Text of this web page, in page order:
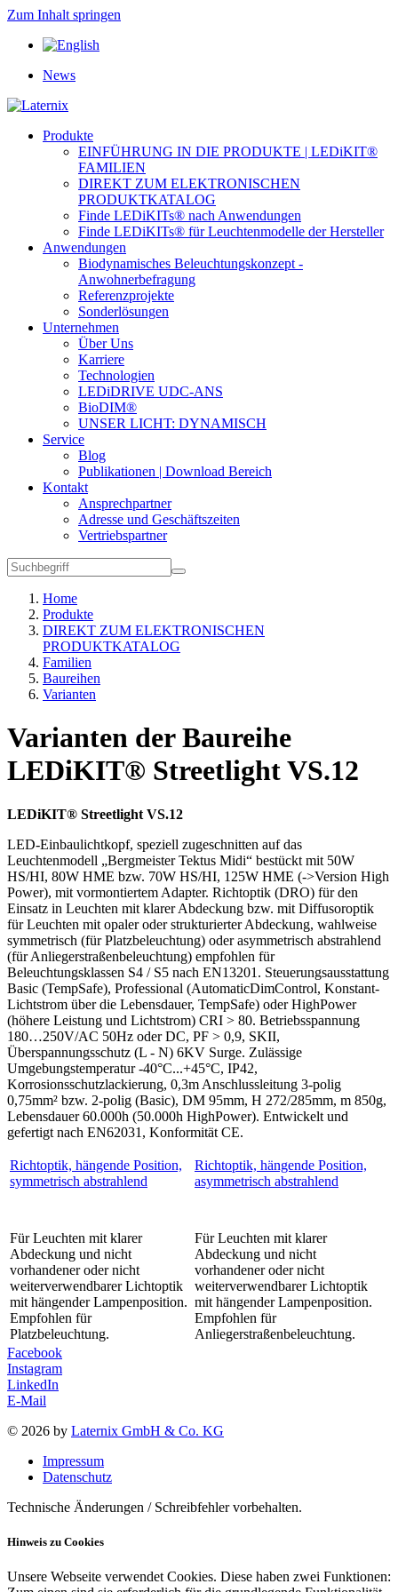
Zum Inhalt springen
News
Produkte
EINFÜHRUNG IN DIE PRODUKTE | LEDiKIT®
FAMILIEN
DIREKT ZUM ELEKTRONISCHEN
PRODUKTKATALOG
Finde LEDiKITs® nach Anwendungen
Finde LEDiKITs® für Leuchtenmodelle der Hersteller
Anwendungen
Biodynamisches Beleuchtungskonzept -
Anwohnerbefragung
Referenzprojekte
Sonderlösungen
Unternehmen
Über Uns
Karriere
Technologien
LEDiDRIVE UDC-ANS
BioDIM®
UNSER LICHT: DYNAMISCH
Service
Blog
Publikationen | Download Bereich
Kontakt
Ansprechpartner
Adresse und Geschäftszeiten
Vertriebspartner
Home
Produkte
DIREKT ZUM ELEKTRONISCHEN
PRODUKTKATALOG
Familien
Baureihen
Varianten
Varianten der Baureihe
LEDiKIT® Streetlight VS.12
LEDiKIT® Streetlight VS.12
LED-Einbaulichtkopf, speziell zugeschnitten auf das
Leuchtenmodell „Bergmeister Tektus Midi“ bestückt mit 50W
HS/HI, 80W HME bzw. 70W HS/HI, 125W HME (->Version High
Power), mit vormontiertem Adapter. Richtoptik (DRO) für den
Einsatz in Leuchten mit klarer Abdeckung bzw. mit Diffusoroptik
für Leuchten mit opaler oder strukturierter Abdeckung, wahlweise
symmetrisch (für Platzbeleuchtung) oder asymmetrisch abstrahlend
(für Anliegerstraßenbeleuchtung) empfohlen für
Beleuchtungsklassen S4 / S5 nach EN13201. Steuerungsausstattung
Basic (TempSafe), Professional (AutomaticDimControl, Konstant-
Lichtstrom über die Lebensdauer, TempSafe) oder HighPower
(höhere Leistung und Lichtstrom) CRI > 80. Betriebsspannung
180…250V/AC 50Hz oder DC, PF > 0,9, SKII,
Überspannungsschutz (L - N) 6KV Surge. Zulässige
Umgebungstemperatur -40°C...+45°C, IP42,
Korrosionsschutzlackierung, 0,3m Anschlussleitung 3-polig
0,75mm² bzw. 2-polig (Basic), DM 95mm, H 272/285mm, m 850g,
Lebensdauer 60.000h (50.000h HighPower). Entwickelt und
gefertigt nach EN62031, Konformität CE.
Richtoptik, hängende Position,
symmetrisch abstrahlend
Für Leuchten mit klarer
Abdeckung und nicht
vorhandener oder nicht
weiterverwendbarer Lichtoptik
mit hängender Lampenposition.
Empfohlen für
Platzbeleuchtung.
Richtoptik, hängende Position,
asymmetrisch abstrahlend
Für Leuchten mit klarer
Abdeckung und nicht
vorhandener oder nicht
weiterverwendbarer Lichtoptik
mit hängender Lampenposition.
Empfohlen für
Anliegerstraßenbeleuchtung.
Facebook
Instagram
LinkedIn
E-Mail
© 2026 by Laternix GmbH & Co. KG
Impressum
Datenschutz
Technische Änderungen / Schreibfehler vorbehalten.
Hinweis zu Cookies
Unsere Webseite verwendet Cookies. Diese haben zwei Funktionen: